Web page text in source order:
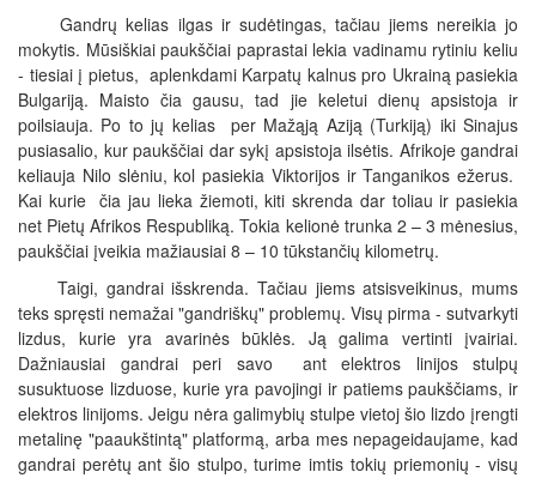
Gandrų kelias ilgas ir sudėtingas, tačiau jiems nereikia jo
mokytis. Mūsiškiai paukščiai paprastai lekia vadinamu rytiniu keliu
- tiesiai į pietus, aplenkdami Karpatų kalnus pro Ukrainą pasiekia
Bulgariją. Maisto čia gausu, tad jie keletui dienų apsistoja ir
poilsiauja. Po to jų kelias per Mažąją Aziją (Turkiją) iki Sinajus
pusiasalio, kur paukščiai dar sykį apsistoja ilsėtis. Afrikoje gandrai
keliauja Nilo slėniu, kol pasiekia Viktorijos ir Tanganikos ežerus.
Kai kurie čia jau lieka žiemoti, kiti skrenda dar toliau ir pasiekia
net Pietų Afrikos Respubliką. Tokia kelionė trunka 2 – 3 mėnesius,
paukščiai įveikia mažiausiai 8 – 10 tūkstančių kilometrų.
Taigi, gandrai išskrenda. Tačiau jiems atsisveikinus, mums
teks spręsti nemažai "gandriškų" problemų. Visų pirma - sutvarkyti
lizdus, kurie yra avarinės būklės. Ją galima vertinti įvairiai.
Dažniausiai gandrai peri savo ant elektros linijos stulpų
susuktuose lizduose, kurie yra pavojingi ir patiems paukščiams, ir
elektros linijoms. Jeigu nėra galimybių stulpe vietoj šio lizdo įrengti
metalinę "paaukštintą" platformą, arba mes nepageidaujame, kad
gandrai perėtų ant šio stulpo, turime imtis tokių priemonių - visų